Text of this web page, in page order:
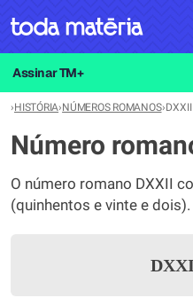
Assinar TM+
›HISTÓRIA›NÚMEROS ROMANOS›DXXII
Número
O número romano DXXII
(quinhentos e vinte e dois).